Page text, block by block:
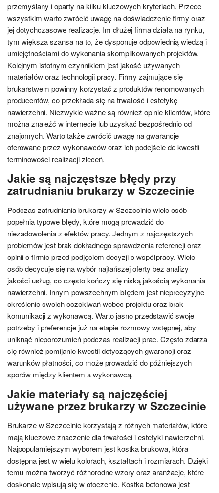
przemyślany i oparty na kilku kluczowych kryteriach. Przede
wszystkim warto zwrócić uwagę na doświadczenie firmy oraz
jej dotychczasowe realizacje. Im dłużej firma działa na rynku,
tym większa szansa na to, że dysponuje odpowiednią wiedzą i
umiejętnościami do wykonania skomplikowanych projektów.
Kolejnym istotnym czynnikiem jest jakość używanych
materiałów oraz technologii pracy. Firmy zajmujące się
brukarstwem powinny korzystać z produktów renomowanych
producentów, co przekłada się na trwałość i estetykę
nawierzchni. Niezwykle ważne są również opinie klientów, które
można znaleźć w internecie lub uzyskać bezpośrednio od
znajomych. Warto także zwrócić uwagę na gwarancje
oferowane przez wykonawców oraz ich podejście do kwestii
terminowości realizacji zleceń.
Jakie są najczęstsze błędy przy
zatrudnianiu brukarzy w Szczecinie
Podczas zatrudniania brukarzy w Szczecinie wiele osób
popełnia typowe błędy, które mogą prowadzić do
niezadowolenia z efektów pracy. Jednym z najczęstszych
problemów jest brak dokładnego sprawdzenia referencji oraz
opinii o firmie przed podjęciem decyzji o współpracy. Wiele
osób decyduje się na wybór najtańszej oferty bez analizy
jakości usług, co często kończy się niską jakością wykonania
nawierzchni. Innym powszechnym błędem jest nieprecyzyjne
określenie swoich oczekiwań wobec projektu oraz brak
komunikacji z wykonawcą. Warto jasno przedstawić swoje
potrzeby i preferencje już na etapie rozmowy wstępnej, aby
uniknąć nieporozumień podczas realizacji prac. Często zdarza
się również pomijanie kwestii dotyczących gwarancji oraz
warunków płatności, co może prowadzić do późniejszych
sporów między klientem a wykonawcą.
Jakie materiały są najczęściej
używane przez brukarzy w Szczecinie
Brukarze w Szczecinie korzystają z różnych materiałów, które
mają kluczowe znaczenie dla trwałości i estetyki nawierzchni.
Najpopularniejszym wyborem jest kostka brukowa, która
dostępna jest w wielu kolorach, kształtach i rozmiarach. Dzięki
temu można tworzyć różnorodne wzory oraz aranżacje, które
doskonale wpisują się w otoczenie. Kostka betonowa jest